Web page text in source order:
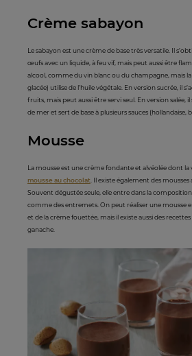
Crème sabayon
Le sabayon est une crème de base très versatile. Il
œufs avec un liquide, à feu vif, mais peut aussi être
alcool, comme du vin blanc ou du champagne, mais
glacée) utilise de l’huile végétale. En version sucrée, il
fruits, mais peut aussi être servi seul. En version salée,
de mer et sert de base à plusieurs sauces (hollandaise,
Mousse
La mousse est une crème fondante et alvéolée dont la
mousse au chocolat. Il existe également des
Souvent dégustée seule, elle entre dans la
comme des entremets. On peut réaliser une mousse
et de la crème fouettée, mais il existe aussi des
ganache.